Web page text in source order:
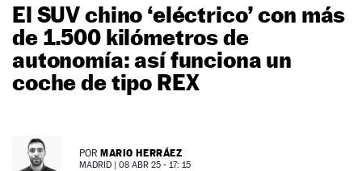
MOTOS
TECNOLOGÍA
SUPERCOCHES
NEWSLETTER
El SUV chino ‘eléctrico’ con más
de 1.500 kilómetros de
autonomía: así funciona un
coche de tipo REX
POR MARIO HERRÁEZ
MADRID | 08 ABR 25 - 17: 15